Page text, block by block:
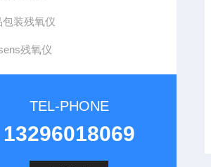
包装残氧仪
残氧仪
TEL-PHONE
13296018069